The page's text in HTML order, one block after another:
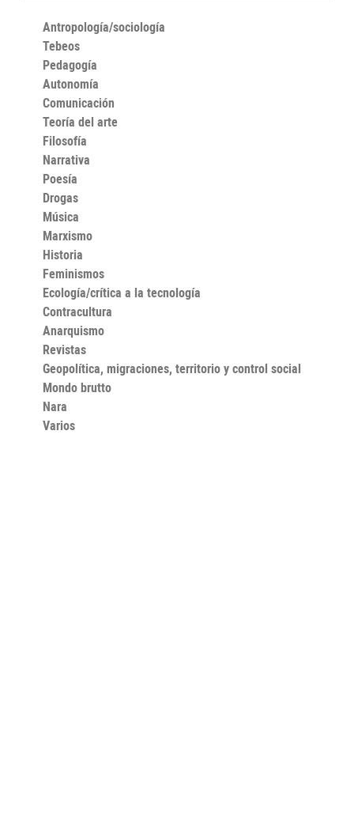
Antropología/sociología
Tebeos
Pedagogía
Autonomía
Comunicación
Teoría del arte
Filosofía
Narrativa
Poesía
Drogas
Música
Marxismo
Historia
Feminismos
Ecología/crítica a la tecnología
Contracultura
Anarquismo
Revistas
Geopolítica, migraciones, territorio y control social
Mondo brutto
Nara
Varios